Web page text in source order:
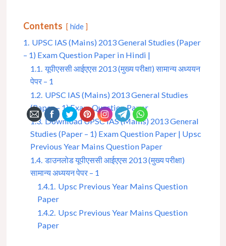
Contents hide
1. UPSC IAS (Mains) 2013 General Studies (Paper
– 1) Exam Question Paper in Hindi |
1.1. यूपीएससी आईएएस 2013 (मुख्य परीक्षा) सामान्य अध्ययन
पेपर – 1
1.2. UPSC IAS (Mains) 2013 General Studies
(Paper – 1) Exam Question Paper
1.3. Download UPSC IAS (Mains) 2013 General
Studies (Paper – 1) Exam Question Paper | Upsc
Previous Year Mains Question Paper
1.4. डाउनलोड यूपीएससी आईएएस 2013 (मुख्य परीक्षा)
सामान्य अध्ययन पेपर – 1
1.4.1. Upsc Previous Year Mains Question
Paper
1.4.2. Upsc Previous Year Mains Question
Paper